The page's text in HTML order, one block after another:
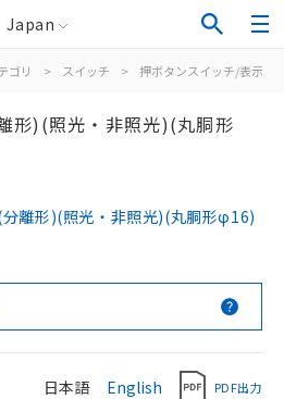
Japan
ゴリ > スイッチ > 押ボタンスイッチ/表示灯
形)(照光・非照光)(丸胴形
離形)(照光・非照光)(丸胴形φ16)
日本語 English PDF出力